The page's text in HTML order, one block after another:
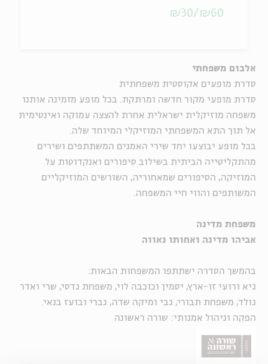
אלבום משפחתי
סדרת מופעים אקוסטית משפחתית
סדרת מופעי מקור חדשה ומרתקת. בכל מופע מזמינה אותנו
משפחה מוזיקלית ישראלית אחרת להצצה עמוקה ואינטימית
אל תוך התא המשפחתי המוזיקלי המיוחד שלה.
בכל מופע יבוצעו יחד שירי האמנים המשתתפים ושירים
מהתקליטייה הביתית בשילוב סיפורים ואנקדוטות על
המוזיקה, הסיפורים שמאחוריה, השורשים המוזיקליים
המשותפים והווי חיי המשפחה.
משפחת מדינה
אביהו מדינה ואחותו נאווה
בהמשך הסדרה ישתתפו המשפחות הבאות:
גיא ורועי זו-ארץ, יסמין וכוכבה לוי, משפחת גדסי, שרי ואדר
גולד, משפחת תבורי, גבי ומיקה שדה, גברי ובועז בנאי.
הפקה וניהול אמנותי: שורה ראשונה
₪60/₪30